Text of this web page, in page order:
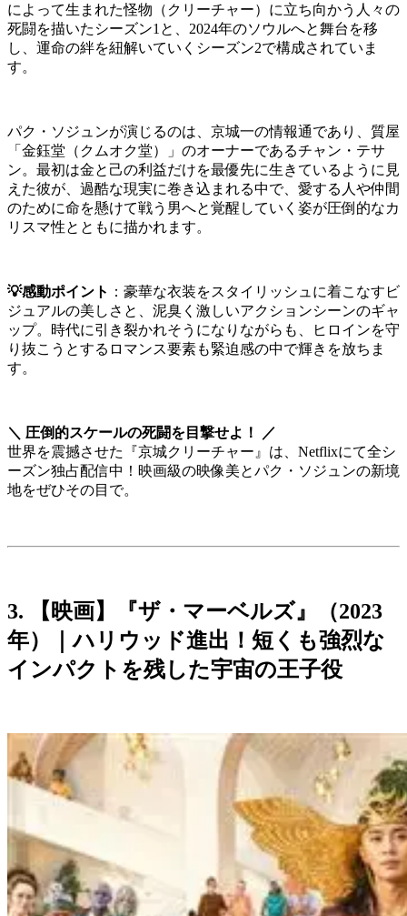
によって生まれた怪物（クリーチャー）に立ち向かう人々の
死闘を描いたシーズン1と、2024年のソウルへと舞台を移
し、運命の絆を紐解いていくシーズン2で構成されていま
す。
パク・ソジュンが演じるのは、京城一の情報通であり、質屋
「金鈺堂（クムオク堂）」のオーナーであるチャン・テサ
ン。最初は金と己の利益だけを最優先に生きているように見
えた彼が、過酷な現実に巻き込まれる中で、愛する人や仲間
のために命を懸けて戦う男へと覚醒していく姿が圧倒的なカ
リスマ性とともに描かれます。
💡感動ポイント ：豪華な衣装をスタイリッシュに着こなすビ
ジュアルの美しさと、泥臭く激しいアクションシーンのギャ
ップ。時代に引き裂かれそうになりながらも、ヒロインを守
り抜こうとするロマンス要素も緊迫感の中で輝きを放ちま
す。
＼ 圧倒的スケールの死闘を目撃せよ！ ／
世界を震撼させた『京城クリーチャー』は、Netflixにて全シ
ーズン独占配信中！映画級の映像美とパク・ソジュンの新境
地をぜひその目で。
3. 【映画】『ザ・マーベルズ』（2023
年）｜ハリウッド進出！短くも強烈な
インパクトを残した宇宙の王子役